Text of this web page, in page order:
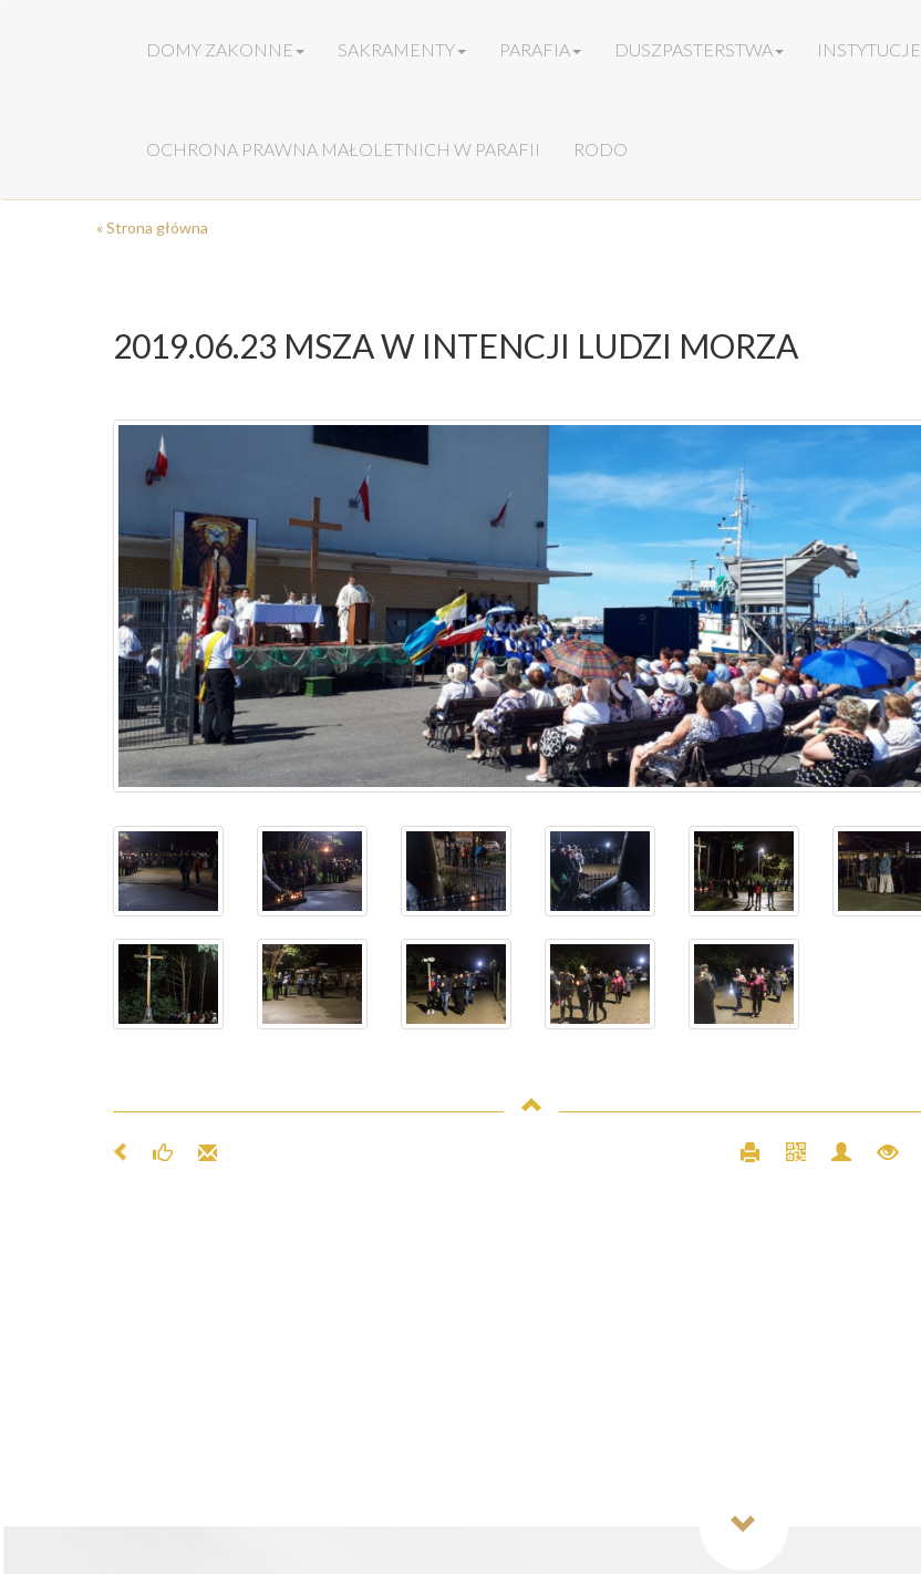
DOMY ZAKONNE SAKRAMENTY PARAFIA DUSZPASTERSTWA INSTYTUCJE
OCHRONA PRAWNA MAŁOLETNICH W PARAFII RODO
« Strona główna
2019.06.23 MSZA W INTENCJI LUDZI MORZA